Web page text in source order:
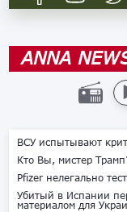
ANNA
ВСУ испытывают
Кто Вы, мистер
Pfizer нелегально
Убитый в Испании
материалом для